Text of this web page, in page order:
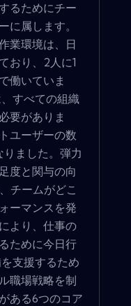
るためにチー
に属します。
業環境は、日
おり、2人に1
働いていま
すべての組織
要がありま
ユーザーの数
りました。弾力
度と関与の向
チームがどこ
ーマンスを発
より、仕事の
ために今日行
支援するため
職場戦略を制
ある6つのコア